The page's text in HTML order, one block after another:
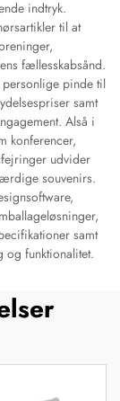
indtryk.
til at
fællesskabsånd.
pinde til
samt
Alså i
konferencer,
udvider
souvenirs.
samt
og funktionalitet.